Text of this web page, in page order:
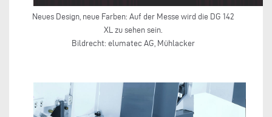
Neues Design, neue Farben: Auf der Messe wird die DG 142
XL zu sehen sein.
Bildrecht: elumatec AG, Mühlacker